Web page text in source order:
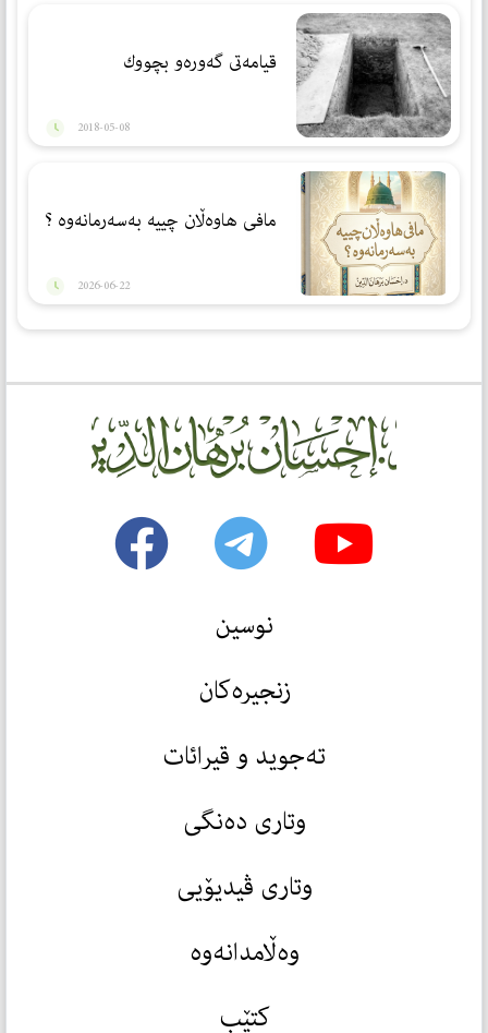
قيامه‌تى گه‌وره‌و بچووك
2018-05-08
مافی هاوەڵان چییە بەسەرمانەوە ؟
2026-06-22
نوسین
زنجیرەکان
تەجوید و قیرائات
وتاری دەنگی
وتاری ڤیدیۆیی
وەڵامدانەوە
کتێب